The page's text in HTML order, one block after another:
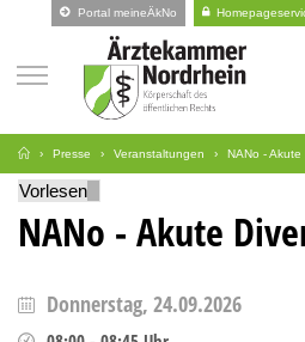
Portal meineÄkNo
Presse Veranstaltungen NANo - Akute
Vorlesen
NANo - Akute
Donnerstag, 24.09.2026